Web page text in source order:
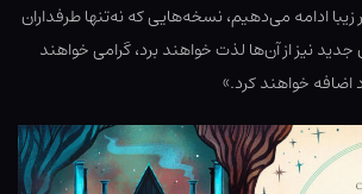
ادامه می‌دهیم، نسخه‌هایی که نه‌تنها طرفداران
جدید نیز از آن‌ها لذت خواهند برد، گرامی خواهند
خواهند کرد.»